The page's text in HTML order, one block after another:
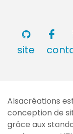
site
Alsacréations
conception de
grâce aux